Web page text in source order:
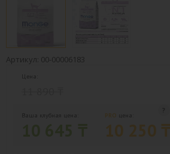
Артикул: 00-00006183
Цена:
Ваша клубная цена: PRO цена:
10 250 ₸